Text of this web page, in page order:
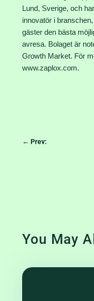
Lund, Sverige, och
innovatör i
gäster den bästa
avresa. Bolaget är
Growth Market. För
www.zaplox.com.
← Prev:
You May